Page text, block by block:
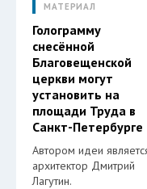
МАТЕРИАЛ
Голограмму
снесённой
Благовещенской
церкви могут
установить на
площади Труда в
Санкт-Петербурге
Автором идеи
архитектор Дмитрий
Лагутин.